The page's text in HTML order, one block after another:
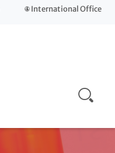
International Office